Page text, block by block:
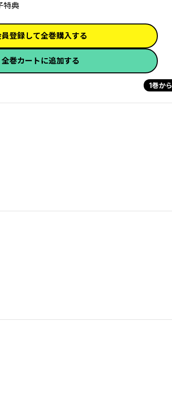
特典
員登録して全巻購入する
全巻カートに追加する
1巻から